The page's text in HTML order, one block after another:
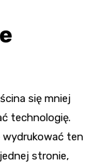
się mniej
technologię.
wydrukować ten
stronie,